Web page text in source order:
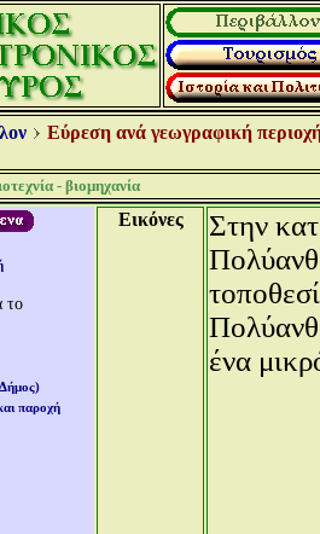
Εύρεση ανά γεωγραφική
- βιομηχανία
το
παροχή
Εικόνες
Στην
ένα